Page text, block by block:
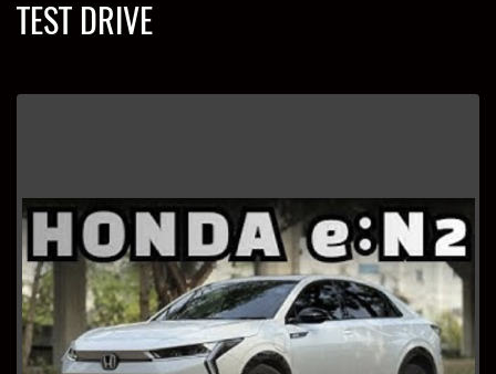
TEST DRIVE